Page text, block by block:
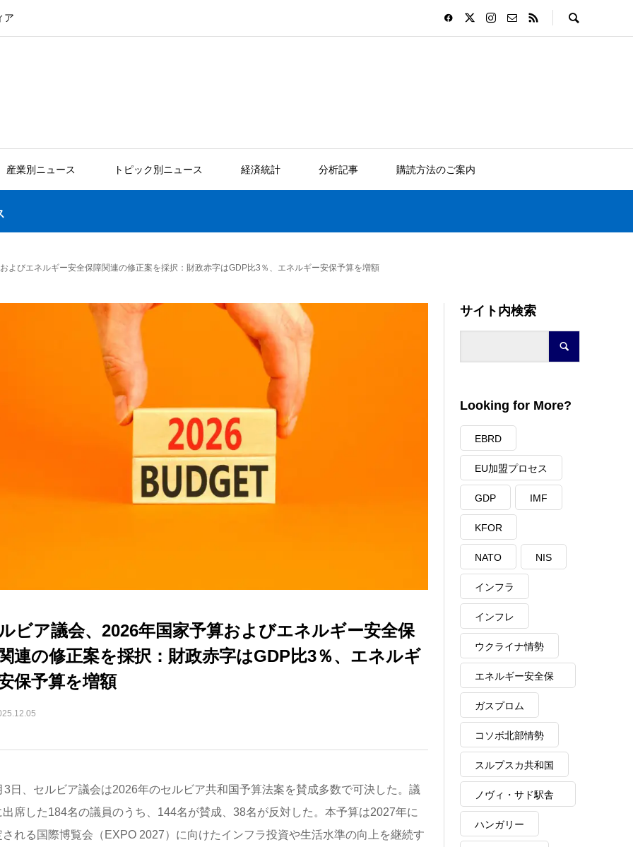
ア
産業別ニュース トピック別ニュース 経済統計 分析記事 購読方法のご案内
よびエネルギー安全保障関連の修正案を採択：財政赤字はGDP比3％、エネルギー安保予算を増額
ビア議会、2026年国家予算およびエネルギー安全保
連の修正案を採択：財政赤字はGDP比3％、エネルギ
保予算を増額
3日、セルビア議会は2026年のセルビア共和国予算法案を賛成多数で可決した。議
出席した184名の議員のうち、144名が賛成、38名が反対した。本予算は2027年に
される国際博覧会（EXPO 2027）に向けたインフラ投資や生活水準の向上を継続す
サイト内検索
Looking for More?
EBRD
EU加盟プロセス
GDP IMF
KFOR
NATO NIS
インフラ
インフレ
ウクライナ情勢
エネルギー安全保
障
ガスプロム
コソボ北部情勢
スルプスカ共和国
ノヴィ・サド駅舎
崩落事故
ハンガリー